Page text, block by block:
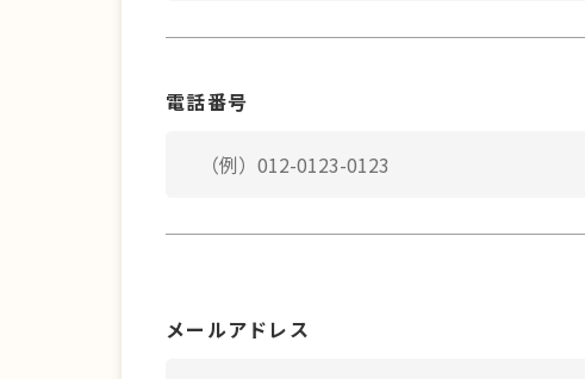
電話番号
メールアドレス